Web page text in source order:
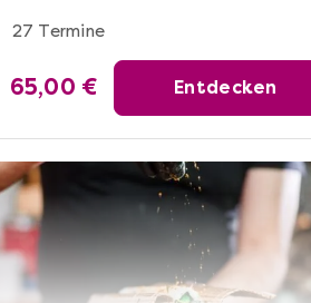
27 Termine
65,00 € Entdecken